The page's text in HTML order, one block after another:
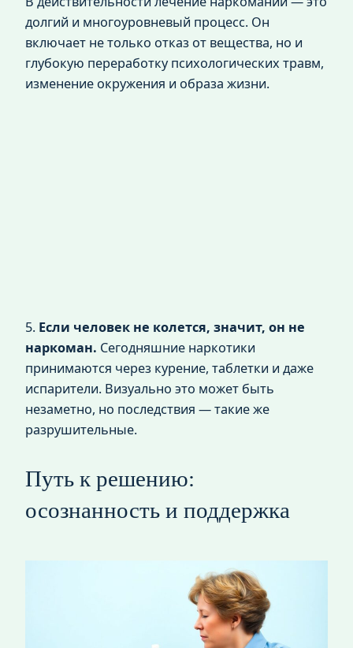
долгий и многоуровневый процесс. Он
включает не только отказ от вещества, но и
глубокую переработку психологических травм,
изменение окружения и образа жизни.
5. Если человек не колется, значит, он не
наркоман. Сегодняшние наркотики
принимаются через курение, таблетки и даже
испарители. Визуально это может быть
незаметно, но последствия — такие же
разрушительные.
Путь к решению:
осознанность и поддержка